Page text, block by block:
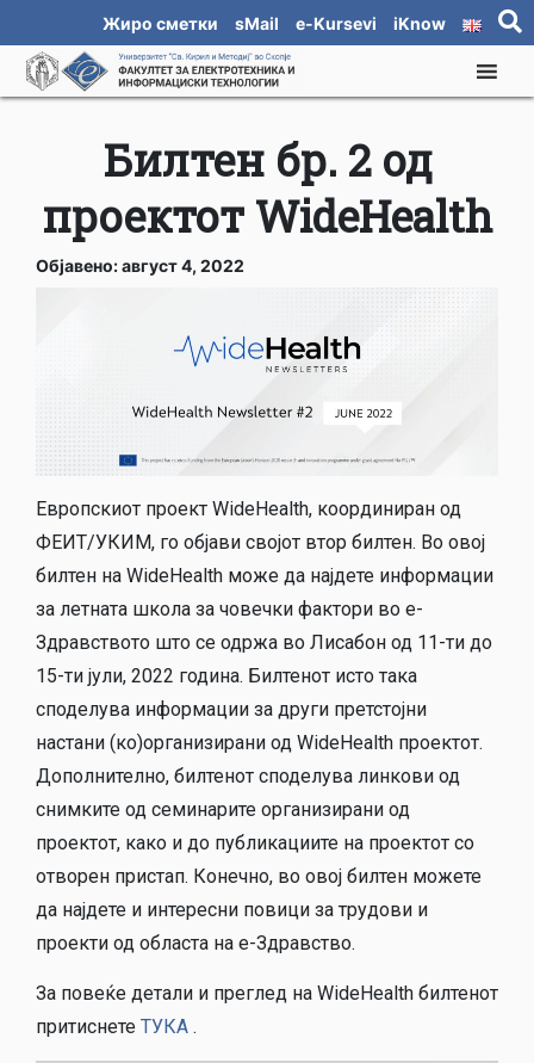
Жиро сметки sMail e-Kursevi iKnow
Билтен бр. 2 од
проектот WideHealth
Објавено: август 4, 2022
Европскиот проект WideHealth, координиран од
ФЕИТ/УКИМ, го објави својот втор билтен. Во овој
билтен на WideHealth може да најдете информации
за летната школа за човечки фактори во e-
Здравството што се одржа во Лисабон од 11-ти до
15-ти јули, 2022 година. Билтенот исто така
споделува информации за други претстојни
настани (ко)организирани од WideHealth проектот.
Дополнително, билтенот споделува линкови од
снимките од семинарите организирани од
проектот, како и до публикациите на проектот со
отворен пристап. Конечно, во овој билтен можете
да најдете и интересни повици за трудови и
проекти од областа на е-Здравство.
За повеќе детали и преглед на WideHealth билтенот
притиснете ТУКА .